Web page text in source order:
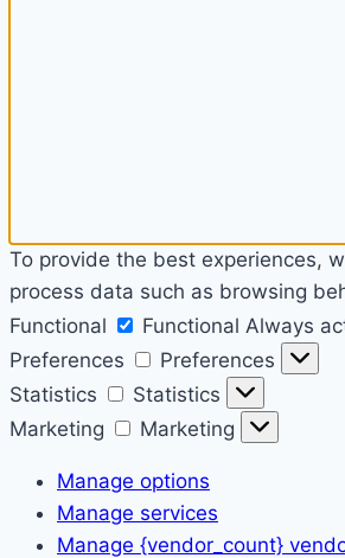
To provide the best experiences,
process data such as browsing
Functional
Functional Always
Preferences
Preferences
Statistics
Statistics
Marketing
Marketing
Manage options
Manage services
Manage {vendor_count}